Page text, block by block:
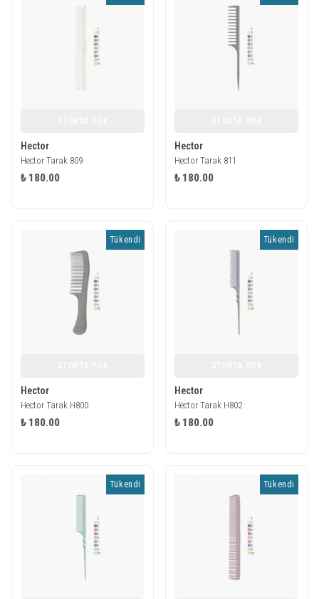
Hector
Hector Tarak 809
₺ 180.00
Hector
Hector Tarak 811
₺ 180.00
Tükendi
Hector
Hector Tarak H800
₺ 180.00
Tükendi
Hector
Hector Tarak H802
₺ 180.00
Tükendi Tükendi